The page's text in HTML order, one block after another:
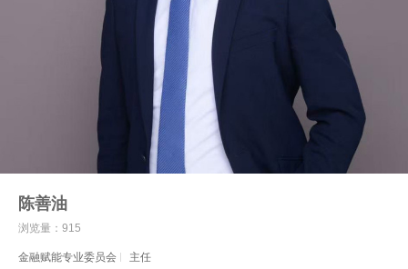
陈善油
浏览量：915
金融赋能专业委员会 主任